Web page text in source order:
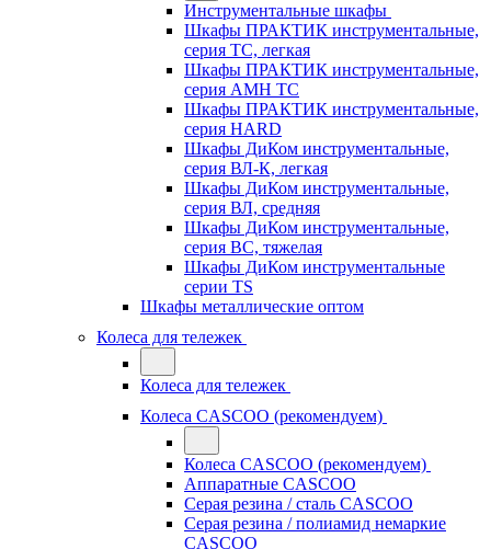
Инструментальные шкафы
Шкафы ПРАКТИК инструментальные,
серия ТC, легкая
Шкафы ПРАКТИК инструментальные,
серия AMH TC
Шкафы ПРАКТИК инструментальные,
серия HARD
Шкафы ДиКом инструментальные,
cерия ВЛ-К, легкая
Шкафы ДиКом инструментальные,
серия ВЛ, средняя
Шкафы ДиКом инструментальные,
серия ВС, тяжелая
Шкафы ДиКом инструментальные
серии TS
Шкафы металлические оптом
Колеса для тележек
Колеса для тележек
Колеса CASCOO (рекомендуем)
Колеса CASCOO (рекомендуем)
Аппаратные CASCOO
Серая резина / сталь CASCOO
Серая резина / полиамид немаркие
CASCOO